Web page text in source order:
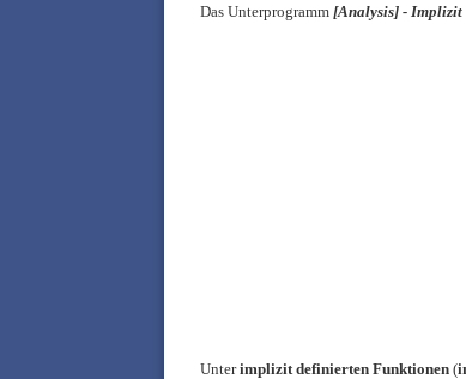
Das Unterprogramm [Analysis] - Implizit
Unterimplizit definierten Funktionen (